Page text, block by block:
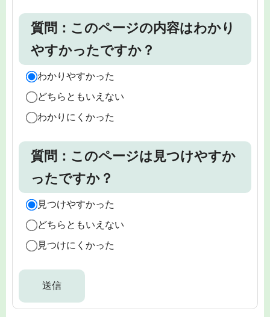
質問：このページの内容はわかり
やすかったですか？
わかりやすかった
どちらともいえない
わかりにくかった
質問：このページは見つけやすか
ったですか？
見つけやすかった
どちらともいえない
見つけにくかった